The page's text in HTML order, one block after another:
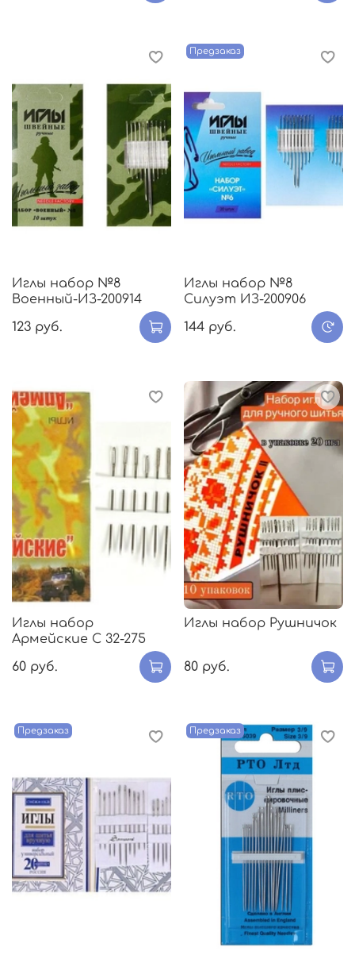
Иглы набор №8
Военный-ИЗ-200914
123 руб.
Предзаказ
Иглы набор №8
Силуэт ИЗ-200906
144 руб.
Иглы набор
Армейские С 32-275
60 руб.
Иглы набор Рушничок
80 руб.
Предзаказ Предзаказ